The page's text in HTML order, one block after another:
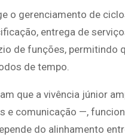
o gerenciamento de
entrega de
de funções,
de tempo.
que a vivência júnior
e comunicação —,
do alinhamento